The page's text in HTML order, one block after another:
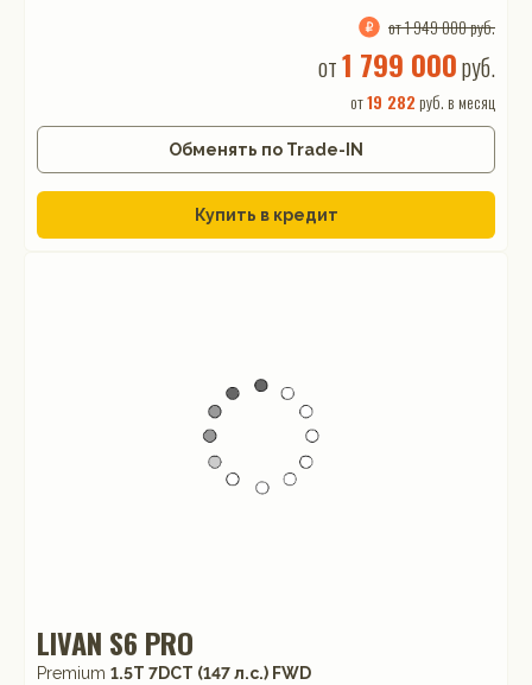
от 1 949 000 руб.
от1 799 000руб.
от19 282 руб. в месяц
Обменять по Trade-IN
Купить в кредит
LIVAN S6 PRO
Premium 1.5T 7DCT (147 л.с.) FWD